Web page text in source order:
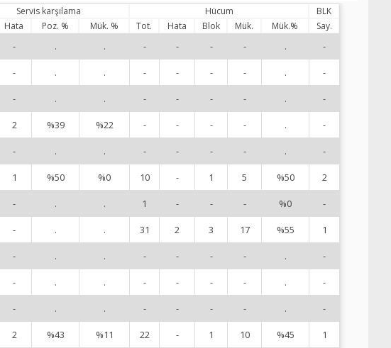
Servis karşılama Hücum
BLK
Hata Poz. % Mük. % Tot. Hata Blok Mük. Mük.% Say.
- . . - - - - . -
- . . - - - - . -
- . . - - - - . -
2 %39 %22 - - - - . -
- . . - - - - . -
1 %50 %0 10 - 1 5 %50 2
- . . 1 - - - %0 -
- . . 31 2 3 17 %55 1
- . . - - - - . -
- . . - - - - . -
- . . - - - - . -
2 %43 %11 22 - 1 10 %45 1